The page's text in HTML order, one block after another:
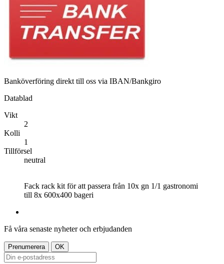
Banköverföring direkt till oss via IBAN/Bankgiro
Datablad
Vikt
2
Kolli
1
Tillförsel
neutral
Fack rack kit för att passera från 10x gn 1/1 gastronomi
till 8x 600x400 bageri
Få våra senaste nyheter och erbjudanden